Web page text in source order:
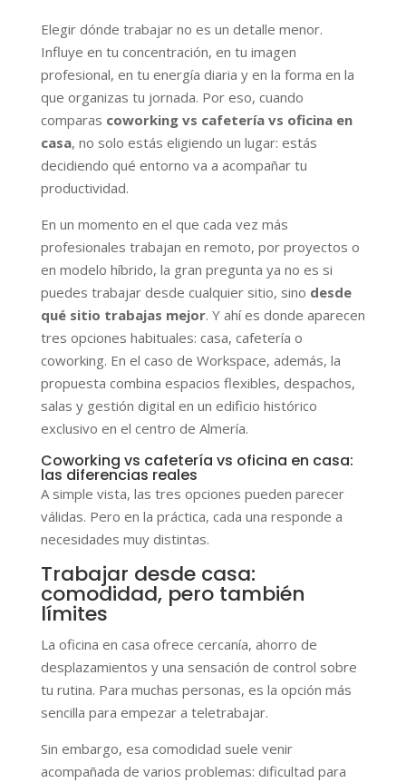
Elegir dónde trabajar no es un detalle menor.
Influye en tu concentración, en tu imagen
profesional, en tu energía diaria y en la forma en la
que organizas tu jornada. Por eso, cuando
comparas coworking vs cafetería vs oficina en
casa, no solo estás eligiendo un lugar: estás
decidiendo qué entorno va a acompañar tu
productividad.
En un momento en el que cada vez más
profesionales trabajan en remoto, por proyectos o
en modelo híbrido, la gran pregunta ya no es si
puedes trabajar desde cualquier sitio, sino desde
qué sitio trabajas mejor. Y ahí es donde aparecen
tres opciones habituales: casa, cafetería o
coworking. En el caso de Workspace, además, la
propuesta combina espacios flexibles, despachos,
salas y gestión digital en un edificio histórico
exclusivo en el centro de Almería.
Coworking vs cafetería vs oficina en casa:
las diferencias reales
A simple vista, las tres opciones pueden parecer
válidas. Pero en la práctica, cada una responde a
necesidades muy distintas.
Trabajar desde casa:
comodidad, pero también
límites
La oficina en casa ofrece cercanía, ahorro de
desplazamientos y una sensación de control sobre
tu rutina. Para muchas personas, es la opción más
sencilla para empezar a teletrabajar.
Sin embargo, esa comodidad suele venir
acompañada de varios problemas: dificultad para